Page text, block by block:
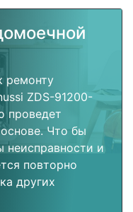
ремонту
ZDS-91200-
проведет
Что бы
неисправности и
повторно
других